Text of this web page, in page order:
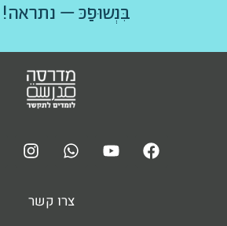
בִּנְשוּפַכּ –
צרו קשר